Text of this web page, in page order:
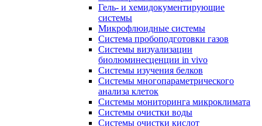
Гель- и хемидокументирующие
системы
Микрофлюидные системы
Система пробоподготовки газов
Системы визуализации
биолюминесценции in vivo
Системы изучения белков
Системы многопараметрического
анализа клеток
Системы мониторинга микроклимата
Системы очистки воды
Системы очистки кислот